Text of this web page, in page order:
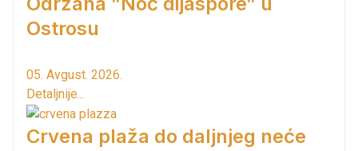
Ostrosu
05. Avgust. 2026.
Detaljnije...
Crvena plaža do daljnjeg neće